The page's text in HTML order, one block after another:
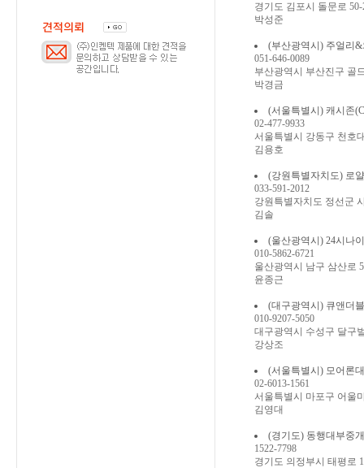
경기도 김포시 돌문로
박성준
(부산광역시) 주얼리
051-646-0089
부산광역시 부산진구 골
박경금
(서울특별시) 캐시존
02-477-9933
서울특별시 강동구 천호
김용호
(강원특별자치도) 로
033-591-2012
강원특별자치도 정선군
김솔
(울산광역시) 24시나
010-5862-6721
울산광역시 남구 삼산로
윤종근
(대구광역시) 큐앤더
010-9207-5050
대구광역시 수성구 달구
강상조
(서울특별시) 모어론
02-6013-1561
서울특별시 마포구 어울
김영대
(경기도) 동행대부중개
1522-7798
경기도 의정부시 태평로